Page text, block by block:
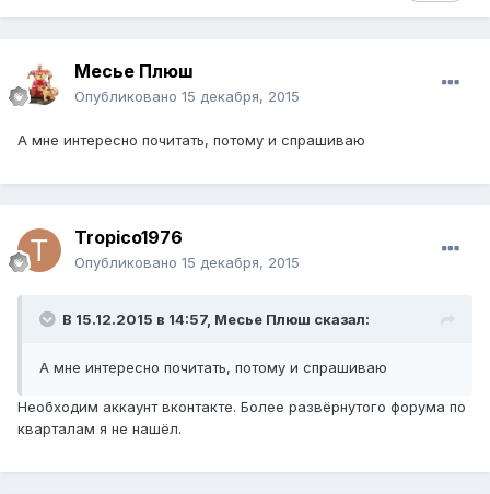
Месье Плюш
Опубликовано 15 декабря, 2015
А мне интересно почитать, потому и спрашиваю
Tropico1976
Опубликовано 15 декабря, 2015
В 15.12.2015 в 14:57, Месье Плюш сказал:
А мне интересно почитать, потому и спрашиваю
Необходим аккаунт вконтакте. Более развёрнутого форума по
кварталам я не нашёл.